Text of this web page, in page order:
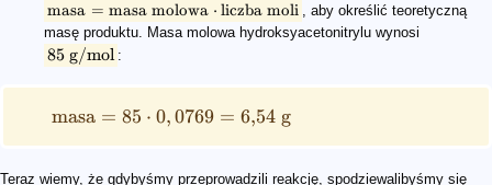
masa = masa molowa ⋅ liczba moli , aby określić teoretyczną
masę produktu. Masa molowa hydroksyacetonitrylu wynosi
85 g/mol :
masa = 85 ⋅ 0,0769 = 6,54 g
Teraz wiemy, że gdybyśmy przeprowadzili reakcję, spodziewalibyśmy się